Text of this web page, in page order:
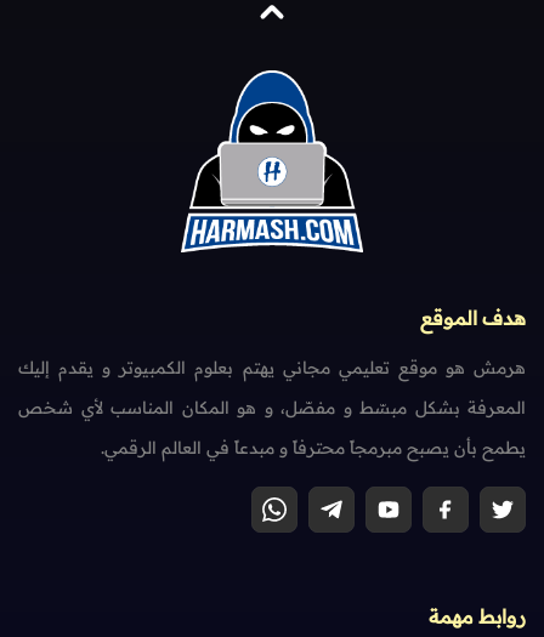
هدف الموقع
هرمش هو موقع تعليمي مجاني يهتم بعلوم الكمبيوتر و يقدم إليك
المعرفة بشكل مبسّط و مفصّل، و هو المكان المناسب لأي شخص
يطمح بأن يصبح مبرمجاً محترفاً و مبدعاً في العالم الرقمي.
روابط مهمة